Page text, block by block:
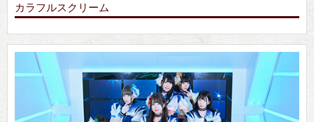
カラフルスクリーム